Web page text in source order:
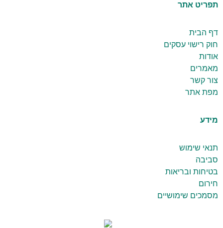
אתר
הבית
רישוי עסקים
קשר
אתר
שימוש
ובריאות
שימושיים